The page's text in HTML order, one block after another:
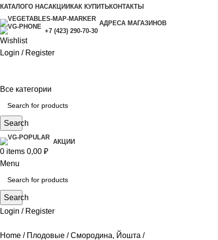
КАТАЛОГО НАСАКЦИИ КАК КУПИТЬКОНТАКТЫ
АДРЕСА МАГАЗИНОВ
+7 (423) 290-70-30
Wishlist
Login / Register
Все категории
Search
АКЦИИ
0 items 0,00 ₽
Menu
Search
Login / Register
Home Плодовые
Смородина, Йошта